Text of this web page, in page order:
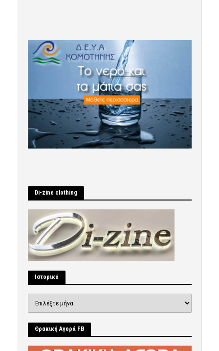
Di-zine clothing
Ιστορικό
Θρακική Αγορά FB